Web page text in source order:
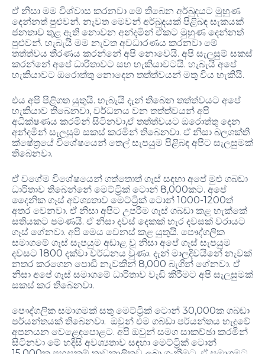
ඒ නිසා මම විශ්වාස කරනවා මේ තිබෙන අර්බුදයට මුහුණ
දෙන්නත් පුළුවන්. නැවත මෙවන් අර්බුදයක් පිළිබඳ සැකයක්
ජනතාව තුළ ඇති නොවන අන්දමින් ඒකට මුහුණ දෙන්නත්
පුළුවන්. හැබැයි මම නැවත අවධාරණය කරනවා මේ
තත්ත්වය තීරණය කරන්නේ අපි නොවෙයි. අපි සැලසුම් සකස්
කරන්නේ අපේ ධාරිතාවට සහ හැකියාවටයි. හැබැයි අපේ
හැකියාවට ඔරොත්තු නොදෙන තත්ත්වයන් මතු විය හැකියි.
එය අපි පිළිගත යුතුයි. හැබැයි දැන් තිබෙන තත්ත්වයට අපේ
හැකියාව තිබෙනවා, වර්ධනය වන තත්ත්වයන් අපි
අධීක්ෂණය කරමින් සිටිනවා,ඒ තත්ත්වයට ඔරොත්තු දෙන
අන්දමින් සැලසුම් සකස් කරමින් තිබෙනවා. ඒ නිසා බලශක්ති
ක්ෂේත්‍රයේ විශේෂයෙන් තෙල් සැපයුම පිළිබඳ අපිට සැලසුමක්
තිබෙනවා.
ඒ වගේම විශේෂයෙන් ගත්තොත් ගෑස් සඳහා අපේ මුළු ගබඩා
ධාරිතාව තිබෙන්නේ මෙට්ට්‍රික් ටොන් 8,000කට. අපේ
දෛනික ගෑස් අවශ්‍යතාව මෙට්ට්‍රික් ටොන් 1000-1200ත්
අතර වෙනවා. ඒ නිසා අපිට උපරිම ගෑස් ගබඩා කළ හැක්කේ
සතියකට පමණයි. ඒ නිසා දවස් දෙකක් හැර දවසක් වරායට
ගෑස් ගේනවා. අපි මෙය වෙනස් කළ යුතුයි. පෞද්ගලික
සමාගමේ ගෑස් සැපයුම අඩාළ වූ නිසා අපේ ගෑස් සැපයුම
දවසට 1800 දක්වා වර්ධනය වුණා. දැන් මාලදිවයිනේ නැවක්
නතර කරගෙන පොඩි නැවකින් 8,000 බැගින් ගේනවා. ඒ
නිසා අපේ ගෑස් සමාගමේ ධාරිතාව වැඩි කිරීමට අපි සැලසුමක්
සකස් කර තිබෙනවා.
පෞද්ගලික සමාගමක් සතු මෙට්ට්‍රික් ටොන් 30,000ක ගබඩා
පර්යන්තයක් තිබෙනවා. ඔවුන් එම ගබඩා පර්යන්තය හැදුවේ
අපනයන වෙළෙඳපොළට. අපි ඔවුන් සමග සාකච්ඡා කරමින්
සිටිනවා මේ හදිසි අවශ්‍යතාව සඳහා මෙට්ට්‍රික් ටොන්